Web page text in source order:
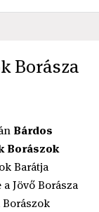
Borásza
Bárdos
Borászok
Barátja
Jövő Borásza